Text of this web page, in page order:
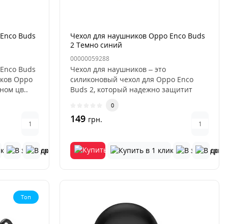
Buds
Buds
Oppo
цв..
Чехол для наушников Oppo Enco Buds
2 Темно синий
00000059288
Чехол для наушников – это
силиконовый чехол для Oppo Enco
Buds 2, который надежно защитит
0
149 грн.
Топ